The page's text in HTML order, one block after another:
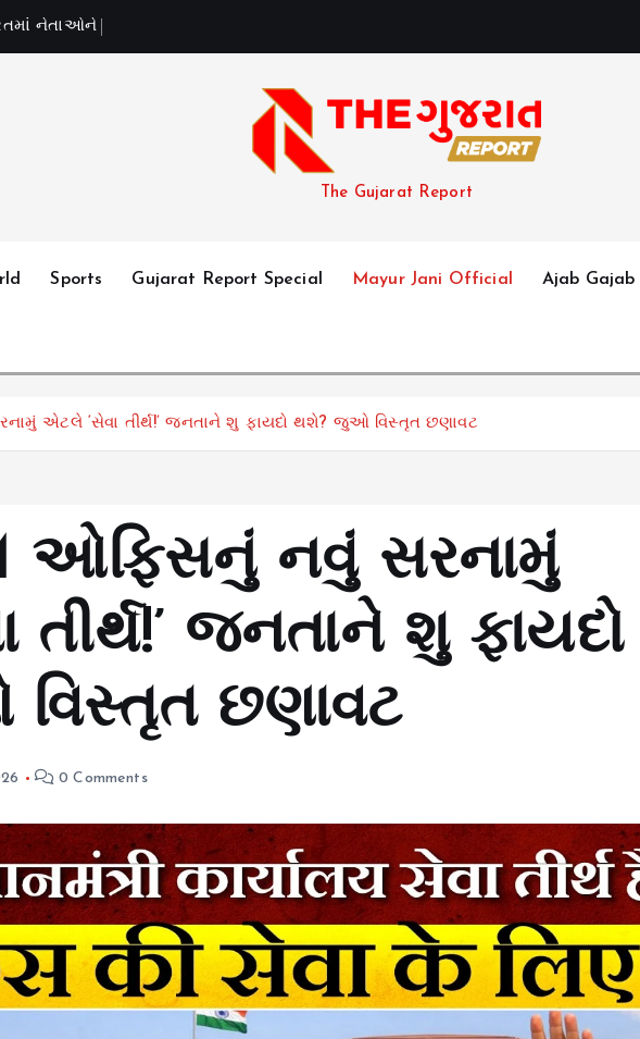
તમ નતઓન
The Gujarat Report
Sports Gujarat Report Special Mayur Jani Official Ajab Gajab
એટલે ‘સેવા તીર્થ!’ જનતાને શુ ફાયદો થશે? જુઓ વિસ્તૃત છણાવટ
ઓફિસનું નવું સરનામું
જનતાને શુ ફાયદો
છણાવટ
0 Comments